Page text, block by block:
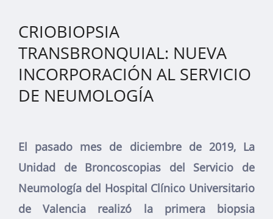
CRIOBIOPSIA
TRANSBRONQUIAL: NUEVA
INCORPORACIÓN AL SERVICIO
DE NEUMOLOGÍA
El pasado mes de diciembre de 2019, La
Unidad de Broncoscopias del Servicio de
Neumología del Hospital Clínico Universitario
de Valencia realizó la primera biopsia